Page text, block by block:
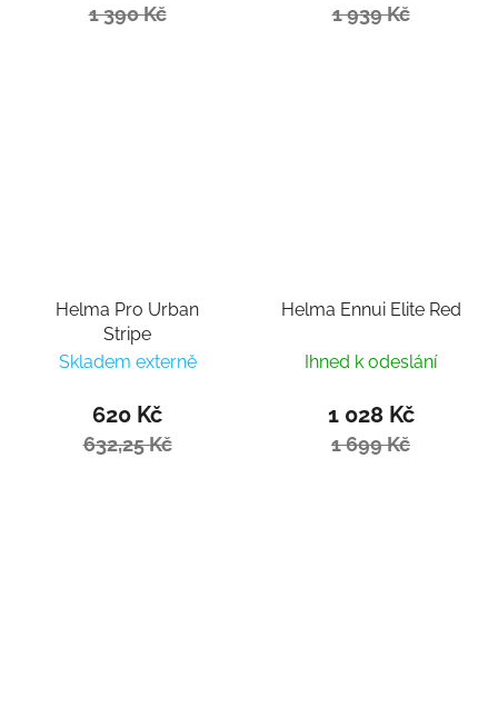
1 390 Kč 1 939 Kč
Helma Pro Urban
Stripe
Skladem externě
620 Kč
632,25 Kč
Helma Ennui Elite Red
Ihned k odeslání
1 028 Kč
1 699 Kč